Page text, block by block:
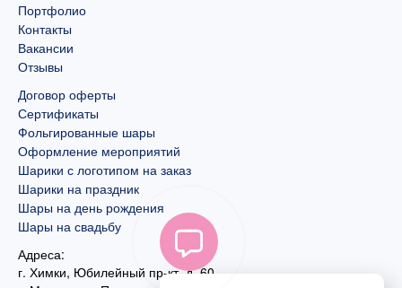
Портфолио
Контакты
Вакансии
Отзывы
Договор оферты
Сертификаты
Фольгированные шары
Оформление мероприятий
Шарики с логотипом на заказ
Шарики на праздник
Шары на день рождения
Шары на свадьбу
Адреса:
г. Химки, Юбилейный пр-кт, д. 60